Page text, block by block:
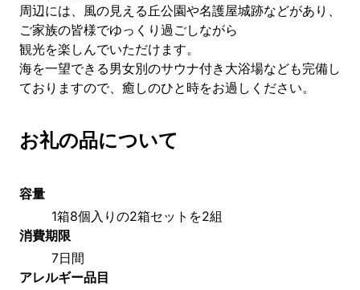
周辺には、風の見える丘公園や名護屋城跡などがあり、
ご家族の皆様でゆっくり過ごしながら
観光を楽しんでいただけます。
海を一望できる男女別のサウナ付き大浴場なども完備し
ておりますので、癒しのひと時をお過しください。
お礼の品について
容量
1箱8個入りの2箱セットを2組
消費期限
7日間
アレルギー品目